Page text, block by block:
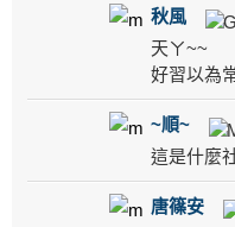
秋風
天ㄚ~~
好習以為
~順~
這是什麼
唐篠安